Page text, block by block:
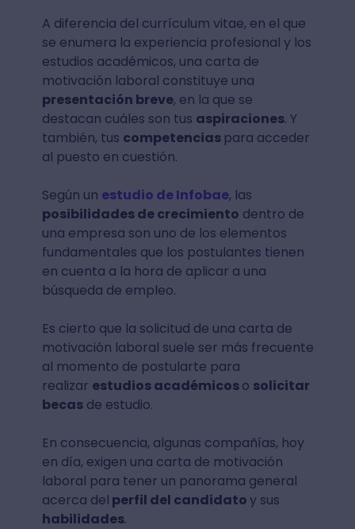
A diferencia del currículum vitae, en el que
se enumera la experiencia profesional y los
estudios académicos, una carta de
motivación laboral constituye una
presentación breve, en la que se
destacan cuáles son tus aspiraciones. Y
también, tus competencias para acceder
al puesto en cuestión.
Según un estudio de Infobae, las
posibilidades de crecimiento dentro de
una empresa son uno de los elementos
fundamentales que los postulantes tienen
en cuenta a la hora de aplicar a una
búsqueda de empleo.
Es cierto que la solicitud de una carta de
motivación laboral suele ser más frecuente
al momento de postularte para
realizar estudios académicoso solicitar
becasde estudio.
En consecuencia, algunas compañías, hoy
en día, exigen una carta de motivación
laboral para tener un panorama general
acerca del perfil del candidatoy sus
habilidades.